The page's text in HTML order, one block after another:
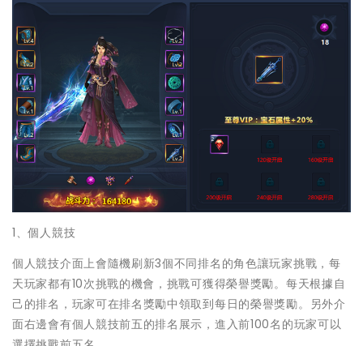
1、個人競技
個人競技介面上會隨機刷新3個不同排名的角色讓玩家挑戰，每
天玩家都有10次挑戰的機會，挑戰可獲得榮譽獎勵。每天根據自
己的排名，玩家可在排名獎勵中領取到每日的榮譽獎勵。另外介
面右邊會有個人競技前五的排名展示，進入前100名的玩家可以